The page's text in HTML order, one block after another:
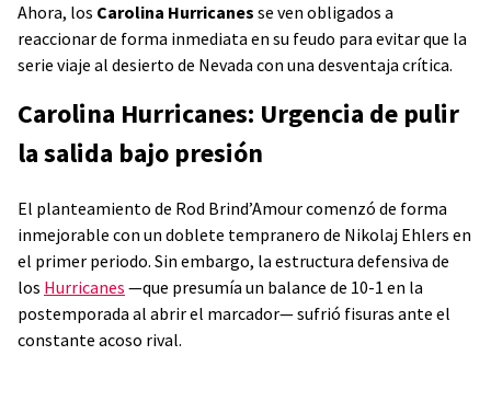
Ahora, los Carolina Hurricanes se ven obligados a
reaccionar de forma inmediata en su feudo para evitar que la
serie viaje al desierto de Nevada con una desventaja crítica.
Carolina Hurricanes: Urgencia de pulir
la salida bajo presión
El planteamiento de Rod Brind’Amour comenzó de forma
inmejorable con un doblete tempranero de Nikolaj Ehlers en
el primer periodo. Sin embargo, la estructura defensiva de
los Hurricanes —que presumía un balance de 10-1 en la
postemporada al abrir el marcador— sufrió fisuras ante el
constante acoso rival.